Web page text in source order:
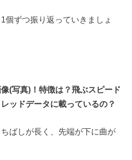
個ずつ振り返っていきましょ
(写真)！特徴は？飛ぶスピード
ッドデータに載っているの？
ばしが長く、先端が下に曲が